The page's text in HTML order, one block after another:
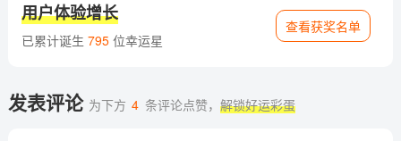
用户体验增长
已累计诞生 795位幸运星
查看获奖名单
发表评论 为下方 4 条评论点赞，解锁好运彩蛋